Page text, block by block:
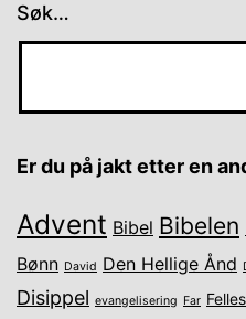
Søk…
Er du på jakt etter en
Advent Bibel Bibelen
Bønn David Den Hellige Ånd
Disippel evangelisering Far